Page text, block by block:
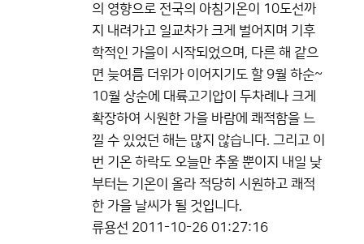
의 영향으로 전국의 아침기온이 10도선까
지 내려가고 일교차가 크게 벌어지며 기후
학적인 가을이 시작되었으며, 다른 해 같으
면 늦여름 더위가 이어지기도 할 9월 하순~
10월 상순에 대륙고기압이 두차례나 크게
확장하여 시원한 가을 바람에 쾌적함을 느
낄 수 있었던 해는 많지 않습니다. 그리고 이
번 기온 하락도 오늘만 추울 뿐이지 내일 낮
부터는 기온이 올라 적당히 시원하고 쾌적
한 가을 날씨가 될 것입니다.
류용선 2011-10-26 01:27:16